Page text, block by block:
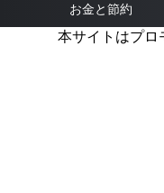
お金と節約
本サイトはプロ